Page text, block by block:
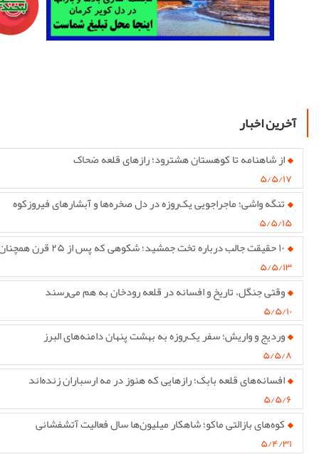
آخرین اخبار
از شاهنامه تا کوهستان هشترود؛ رازهای قلعه ضحاک
۵/۵/۱۷
تنگه واشی؛ ماجراجویی یک‌روزه در دل صخره‌ها و آبشارهای فیروزکوه
۵/۵/۱۵
۱۰ حقیقت جالب درباره تخت جمشید؛ شکوهی که پس از ۲۵ قرن همچنان پابرجاست
۵/۵/۱۳
وقتی جنگل، تاریخ و افسانه در قلعه رودخان به هم می‌رسند
۵/۵/۱۰
وردیج و واریش؛ سفر یک‌روزه به بهشت پنهان دامنه‌های البرز
۵/۵/۸
افسانه‌های قلعه بابک؛ رازهایی که هنوز در مه ارسباران زنده‌اند
۵/۵/۶
کوه‌های بازالتی ماکو؛ شاهکار میلیون‌ها سال فعالیت آتشفشانی
۵/۴/۳۱